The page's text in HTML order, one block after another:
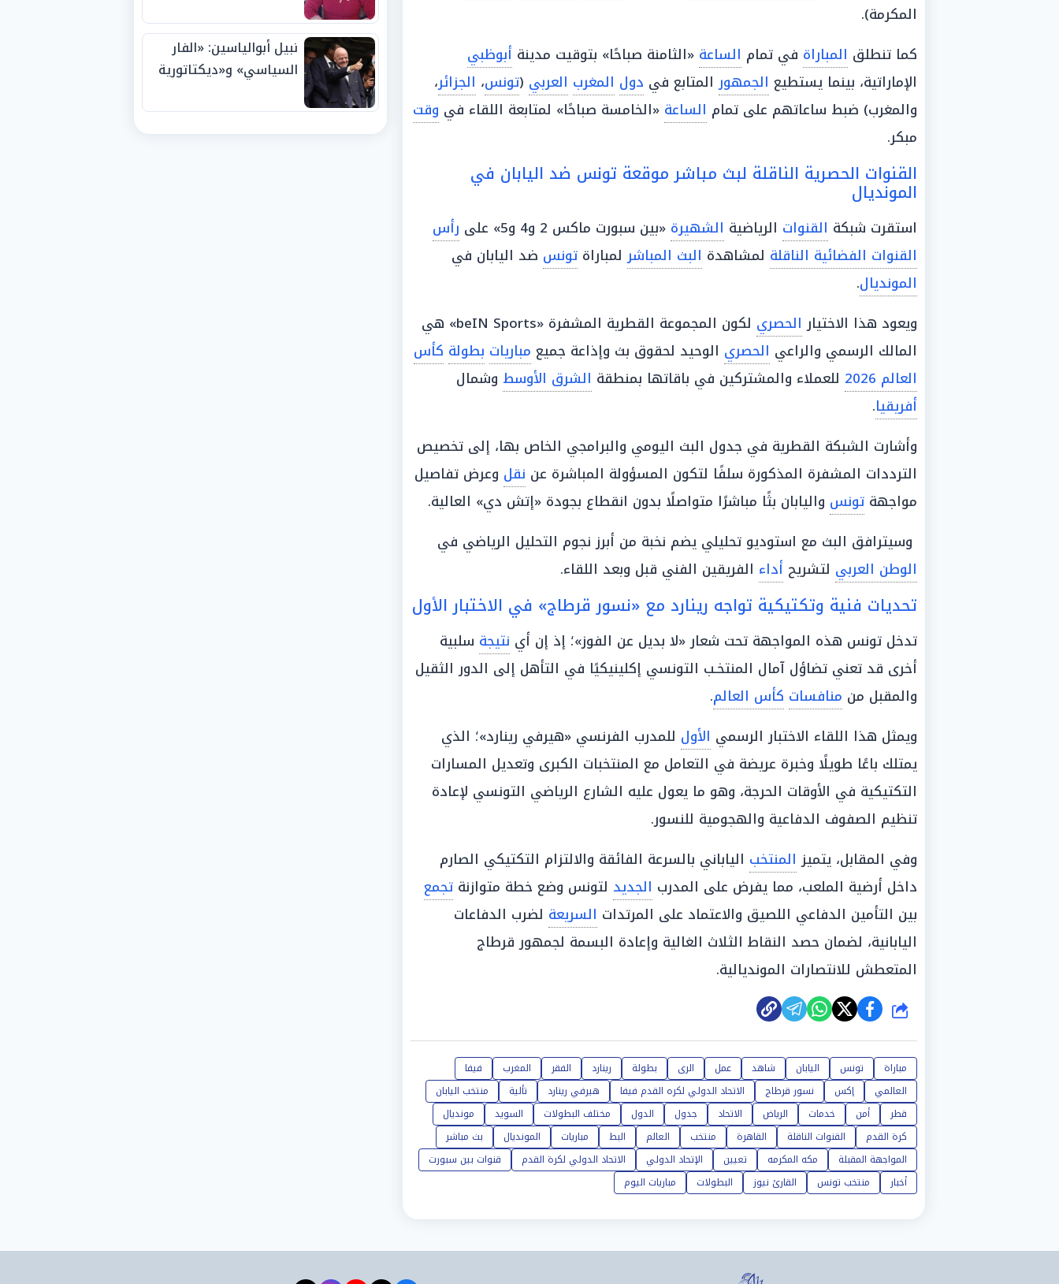
المكرمة).
كما تنطلق المباراة في تمام الساعة «الثامنة صباحًا» بتوقيت مدينة أبوظبي
الإماراتية، بينما يستطيع الجمهورالمتابع في دول المغرب العربي (تونس، الجزائر،
والمغرب) ضبط ساعاتهم على تمام الساعة «الخامسة صباحًا» لمتابعة اللقاء في وقت
مبكر.
القنوات الحصرية الناقلة لبث مباشر موقعة تونس ضد اليابان في
المونديال
استقرت شبكة القنوات الرياضية الشهيرة «بين سبورت ماكس 2 و4 و5» على
رأس
القنوات الفضائية الناقلة لمشاهدة البث المباشرلمباراة تونس ضد اليابان في
المونديال.
ويعود هذا الاختيار الحصري
لكون المجموعة القطرية المشفرة «beIN Sports» هي
المالك الرسمي والراعي الحصري الوحيد لحقوق بث وإذاعة جميع مباريات بطولة كأس
العالم 2026
للعملاء والمشتركين في باقاتها بمنطقة الشرق الأوسط وشمال
أفريقيا.
وأشارت الشبكة القطرية في جدول البث اليومي والبرامجي الخاص بها، إلى تخصيص
الترددات المشفرة المذكورة سلفًا لتكون المسؤولة المباشرة عن نقل وعرض تفاصيل
مواجهة تونس واليابان بثًا مباشرًا متواصلًا بدون انقطاع بجودة «إتش دي» العالية.
وسيترافق البث مع استوديو تحليلي يضم نخبة من أبرز نجوم التحليل الرياضي في
الوطن العربي لتشريح أداء الفريقين الفني قبل وبعد اللقاء.
تحديات فنية وتكتيكية تواجه رينارد مع «نسور قرطاج» في الاختبار الأول
تدخل تونس هذه المواجهة تحت شعار «لا بديل عن الفوز»؛ إذ إن أي نتيجة سلبية
أخرى قد تعني تضاؤل آمال المنتخـب التونسي إكلينيكيًا في التأهل إلى الدور الثقيل
والمقبل من منافسات كأس العالم.
ويمثل هذا اللقاء الاختبار الرسمي الأول للمدرب الفرنسي «هيرفي رينارد»؛ الذي
يمتلك باعًا طويلًا وخبرة عريضة في التعامل مع المنتخبات الكبرى وتعديل المسارات
التكتيكية في الأوقات الحرجة، وهو ما يعول عليه الشارع الرياضي التونسي لإعادة
تنظيم الصفوف الدفاعية والهجومية للنسور.
وفي المقابل، يتميز المنتخب الياباني بالسرعة الفائقة والالتزام التكتيكي الصارم
داخل أرضية الملعب، مما يفرض على المدرب الجديد لتونس وضع خطة متوازنة تجمع
بين التأمين الدفاعي اللصيق والاعتماد على المرتدات السريعة لضرب الدفاعات
اليابانية، لضمان حصد النقاط الثلاث الغالية وإعادة البسمة لجمهور قرطاج
المتعطش للانتصارات المونديالية.
شارك
مباراة تونس اليابان شاهد عمل الرى بطولة رينارد الفقر المغرب
فيفا
العالمي
إكس نسور قرطاج الاتحاد الدولي لكره القدم فيفا هيرفي رينارد تألية
منتخب اليابان
قطر
أمن خدمات الرياض الاتحاد جدول الدول مختلف البطولات السويد
مونديال
كرة القدم
القنوات الناقلة القاهرة منتخب العالم البط مباريات المونديال
بث مباشر
المواجهة المقبلة
مكه المكرمه تعيين الإتحاد الدولي الاتحاد الدولي لكرة القدم
قنوات بين سبورت
أخبار
منتخب تونس القارئ نيوز البطولات مباريات اليوم
الجوائز منذ الصغر
نبيل أبوالياسين: «الفار
السياسي» و«ديكتاتورية
الفيفا».. وإقالة